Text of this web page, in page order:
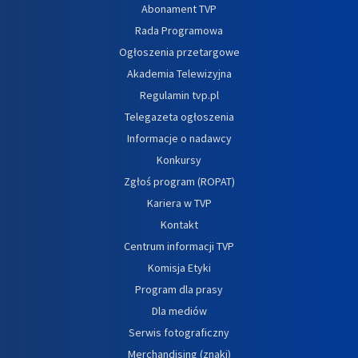
Abonament TVP
Rada Programowa
Ogłoszenia przetargowe
Akademia Telewizyjna
Regulamin tvp.pl
Telegazeta ogłoszenia
Informacje o nadawcy
Konkursy
Zgłoś program (ROPAT)
Kariera w TVP
Kontakt
Centrum informacji TVP
Komisja Etyki
Program dla prasy
Dla mediów
Serwis fotograficzny
Merchandising (znaki)